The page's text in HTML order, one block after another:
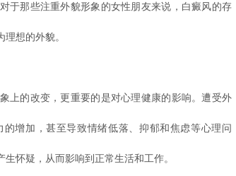
于那些注重外貌形象的女性朋友来说，白癜风的存
想的外貌。
的改变，更重要的是对心理健康的影响。遭受外
增加，甚至导致情绪低落、抑郁和焦虑等心理问
怀疑，从而影响到正常生活和工作。